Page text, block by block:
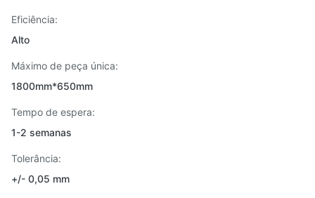
Eficiência:
Alto
Máximo de peça única:
1800mm*650mm
Tempo de espera:
1-2 semanas
Tolerância:
+/- 0,05 mm